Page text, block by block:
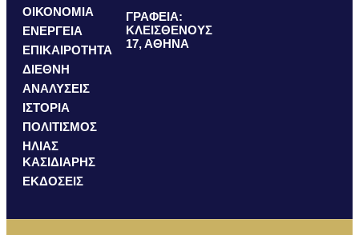
ΟΙΚΟΝΟΜΙΑ
ΕΝΕΡΓΕΙΑ
ΕΠΙΚΑΙΡΟΤΗΤΑ
ΔΙΕΘΝΗ
ΑΝΑΛΥΣΕΙΣ
ΙΣΤΟΡΙΑ
ΠΟΛΙΤΙΣΜΟΣ
ΗΛΙΑΣ
ΚΑΣΙΔΙΑΡΗΣ
ΕΚΔΟΣΕΙΣ
ΓΡΑΦΕΙΑ:
ΚΛΕΙΣΘΕΝΟΥΣ
17, ΑΘΗΝΑ